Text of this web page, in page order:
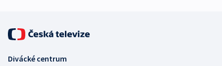
Divácké centrum